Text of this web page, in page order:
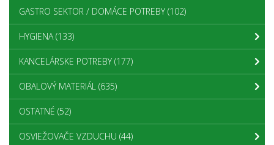
GASTRO SEKTOR / DOMÁCE POTREBY (102)
HYGIENA(133)
KANCELÁRSKE POTREBY (177)
OBALOVÝ MATERIÁL (635)
OSTATNÉ (52)
OSVIEŽOVAČE VZDUCHU (44)